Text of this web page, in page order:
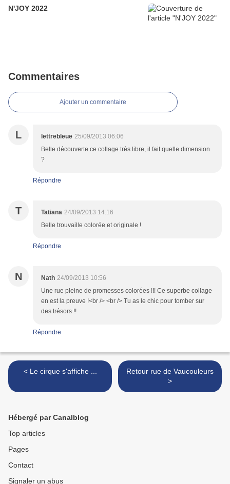
N'JOY 2022
Commentaires
Ajouter un commentaire
L lettrebleue 25/09/2013 06:06
Belle découverte ce collage très libre, il fait quelle dimension
?
Répondre
T Tatiana 24/09/2013 14:16
Belle trouvaille colorée et originale !
Répondre
N Nath 24/09/2013 10:56
Une rue pleine de promesses colorées !!! Ce superbe collage
en est la preuve !<br /> <br /> Tu as le chic pour tomber sur
des trésors !!
Répondre
< Le cirque s'affiche ...
Retour rue de Vaucouleurs
>
Hébergé par Canalblog
Top articles
Pages
Contact
Signaler un abus